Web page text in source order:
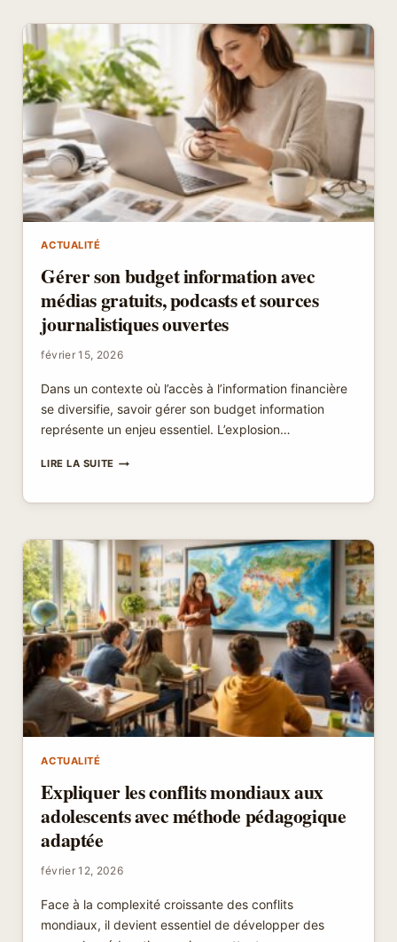
AVEC
TOYOTA
LAND
CRUISER
ET
MERCEDES
SPRINTER
ACTUALITÉ
Gérer son budget information avec
médias gratuits, podcasts et sources
journalistiques ouvertes
février 15, 2026
Dans un contexte où l’accès à l’information financière
se diversifie, savoir gérer son budget information
représente un enjeu essentiel. L’explosion…
LIRE LA SUITEGÉRER
INFORMATION
MÉDIAS
GRATUITS,
PODCASTS
ET
SOURCES
JOURNALISTIQUES
OUVERTES
ACTUALITÉ
Expliquer les conflits mondiaux aux
adolescents avec méthode pédagogique
adaptée
février 12, 2026
Face à la complexité croissante des conflits
mondiaux, il devient essentiel de développer des